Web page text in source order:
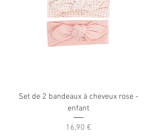
Set de 2 bandeaux à cheveux rose -
enfant
Prix
16,90 €